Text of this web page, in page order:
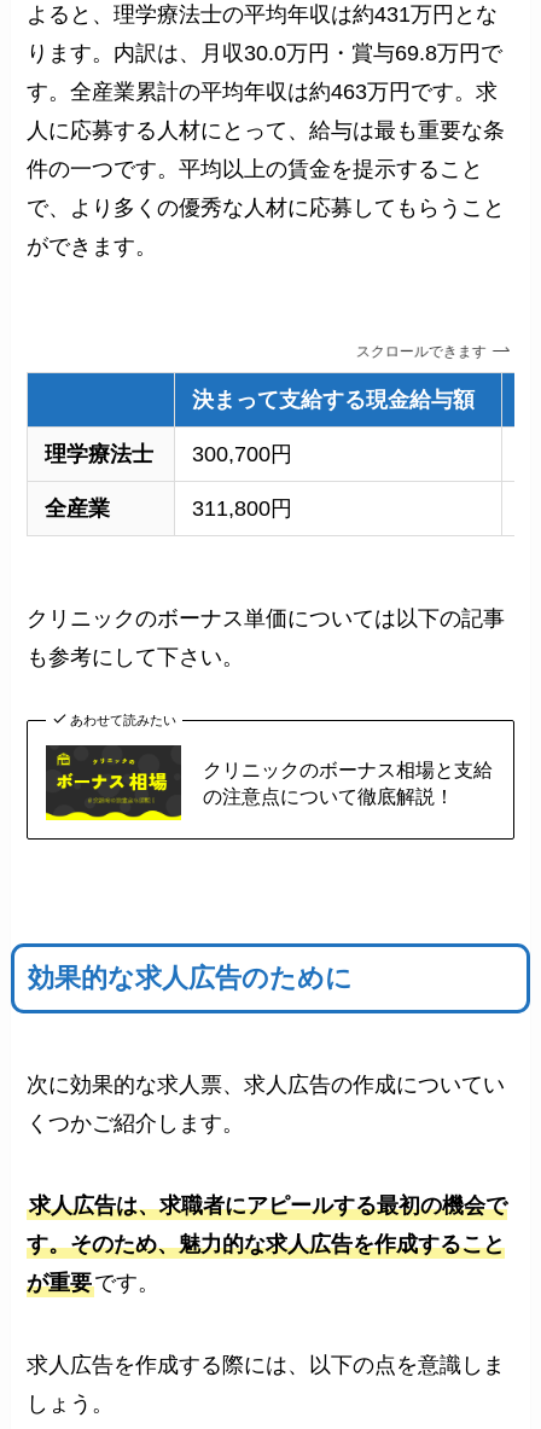
よると、理学療法士の平均年収は約431万円とな
ります。内訳は、月収30.0万円・賞与69.8万円で
す。全産業累計の平均年収は約463万円です。求
人に応募する人材にとって、給与は最も重要な条
件の一つです。平均以上の賃金を提示すること
で、より多くの優秀な人材に応募してもらうこと
ができます。
スクロールできます
決まって支給する現金給与額
理学療法士 300,700円
全産業 311,800円
クリニックのボーナス単価については以下の記事
も参考にして下さい。
あわせて読みたい
クリニックのボーナス相場と支給
の注意点について徹底解説！
効果的な求人広告のために
次に効果的な求人票、求人広告の作成についてい
くつかご紹介します。
求人広告は、求職者にアピールする最初の機会で
す。そのため、魅力的な求人広告を作成すること
が重要です。
求人広告を作成する際には、以下の点を意識しま
しょう。